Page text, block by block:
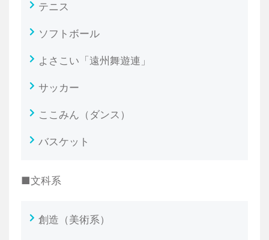
テニス
ソフトボール
よさこい「遠州舞遊連」
サッカー
ここみん（ダンス）
バスケット
■文科系
創造（美術系）